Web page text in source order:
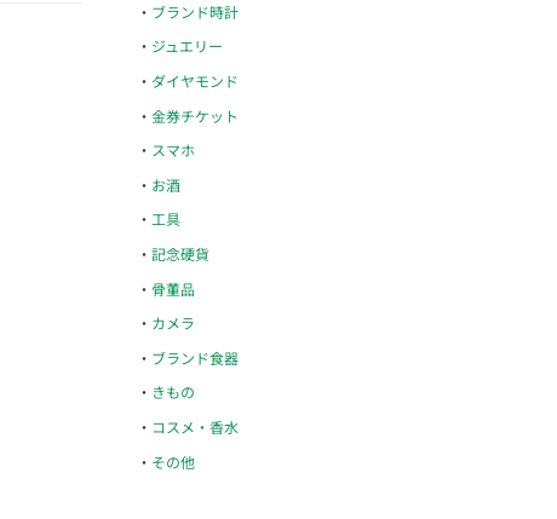
ブランド時計
ジュエリー
ダイヤモンド
金券チケット
スマホ
お酒
工具
記念硬貨
骨董品
カメラ
ブランド食器
きもの
コスメ・香水
その他